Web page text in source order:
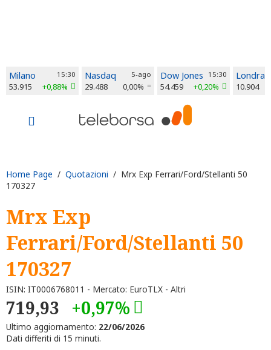
Milano 15:30
53.915 +0,88%
Nasdaq 5-ago
29.488 0,00%
Dow Jones 15:30
54.459 +0,20%
Londra
10.904
Home Page / Quotazioni / Mrx Exp Ferrari/Ford/Stellanti 50
170327
Mrx Exp
Ferrari/Ford/Stellanti 50
170327
ISIN: IT0006768011 - Mercato: EuroTLX - Altri
719,93 +0,97%
Ultimo aggiornamento: 22/06/2026
Dati differiti di 15 minuti.